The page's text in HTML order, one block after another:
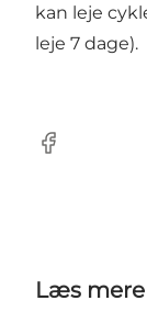
kan leje
leje 7 dage).
Facebook
Læs mere